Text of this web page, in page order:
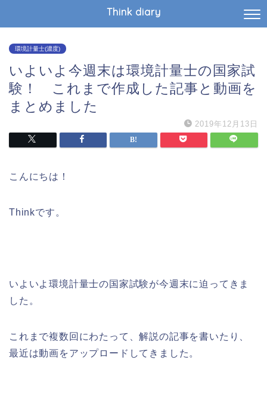
Think diary
環境計量士(濃度)
いよいよ今週末は環境計量士の国家試
験！ これまで作成した記事と動画を
まとめました
2019年12月13日
こんにちは！
Thinkです。
いよいよ環境計量士の国家試験が今週末に迫ってきま
した。
これまで複数回にわたって、解説の記事を書いたり、
最近は動画をアップロードしてきました。